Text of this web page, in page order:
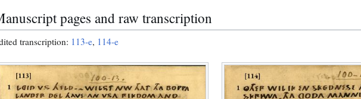
pages and raw transcription
transcription: 113-e, 114-e